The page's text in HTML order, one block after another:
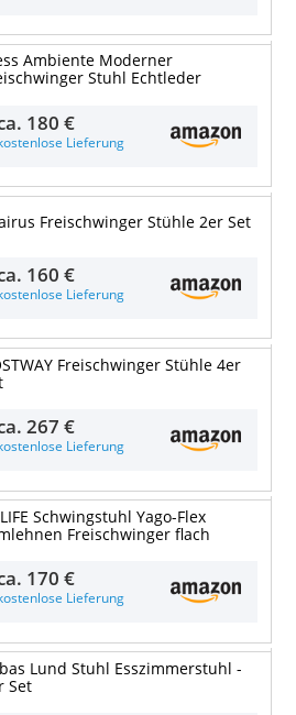
Ambiente Moderner
Stuhl Echtleder
180 €
Lieferung
Freischwinger Stühle 2er Set
160 €
Lieferung
Freischwinger Stühle 4er
267 €
Lieferung
Schwingstuhl Yago-Flex
Freischwinger flach
170 €
Lieferung
Lund Stuhl Esszimmerstuhl -
Set